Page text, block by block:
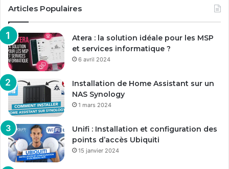
Articles Populaires
Atera : la solution idéale pour les MSP
et services informatique ?
6 avril 2024
Installation de Home Assistant sur un
NAS Synology
1 mars 2024
Unifi : Installation et configuration des
points d’accès Ubiquiti
15 janvier 2024